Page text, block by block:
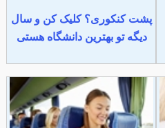
پشت کنکوری؟ کلیک کن و سال
دیگه تو بهترین دانشگاه هستی